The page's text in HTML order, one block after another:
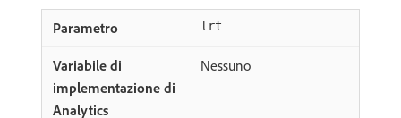
lrt
Nessuno